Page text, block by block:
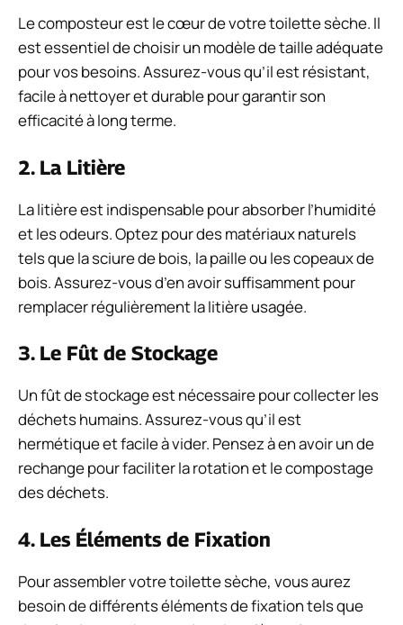
Le composteur est le cœur de votre toilette sèche. Il
est essentiel de choisir un modèle de taille adéquate
pour vos besoins. Assurez-vous qu’il est résistant,
facile à nettoyer et durable pour garantir son
efficacité à long terme.
2. La Litière
La litière est indispensable pour absorber l’humidité
et les odeurs. Optez pour des matériaux naturels
tels que la sciure de bois, la paille ou les copeaux de
bois. Assurez-vous d’en avoir suffisamment pour
remplacer régulièrement la litière usagée.
3. Le Fût de Stockage
Un fût de stockage est nécessaire pour collecter les
déchets humains. Assurez-vous qu’il est
hermétique et facile à vider. Pensez à en avoir un de
rechange pour faciliter la rotation et le compostage
des déchets.
4. Les Éléments de Fixation
Pour assembler votre toilette sèche, vous aurez
besoin de différents éléments de fixation tels que